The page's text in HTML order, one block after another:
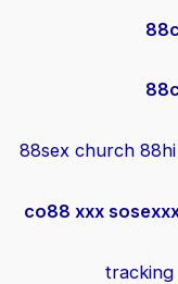
88sex church
co88 xxx